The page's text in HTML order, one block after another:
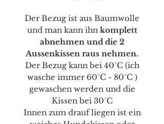
Der Bezug ist aus Baumwolle
und man kann ihnkomplett
abnehmen und die 2
Aussenkissen raus nehmen.
Der Bezug kann bei 40°C (ich
wasche immer 60°C - 80°C )
gewaschen werden und die
Kissen bei 30°C
Innen zum drauf liegen ist ein